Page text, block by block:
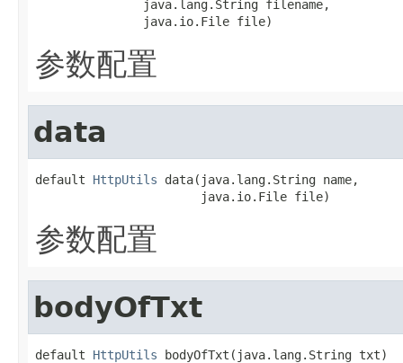
               java.lang.String filename,
               java.io.File file)
参数配置
data
default HttpUtils data(java.lang.String name,
                       java.io.File file)
参数配置
bodyOfTxt
default HttpUtils bodyOfTxt(java.lang.String txt)